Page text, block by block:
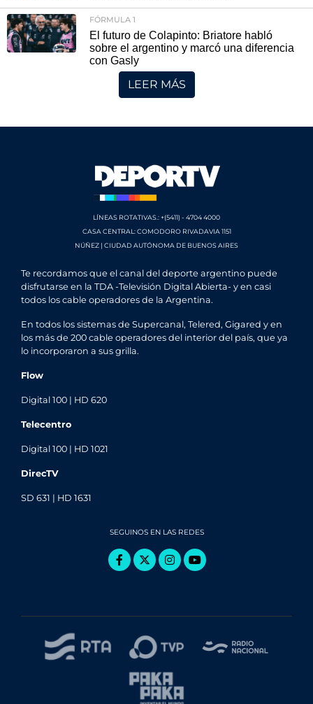
FÓRMULA 1
El futuro de Colapinto: Briatore habló
sobre el argentino y marcó una diferencia
con Gasly
LEER MÁS
LÍNEAS ROTATIVAS.: +(5411) - 4704 4000
CASA CENTRAL: COMODORO RIVADAVIA 1151
NÚÑEZ | CIUDAD AUTÓNOMA DE BUENOS AIRES
Te recordamos que el canal del deporte argentino puede
disfrutarse en la TDA -Televisión Digital Abierta- y en casi
todos los cable operadores de la Argentina.
En todos los sistemas de Supercanal, Telered, Gigared y en
los más de 200 cable operadores del interior del país, que ya
lo incorporaron a sus grilla.
Flow
Digital 100 | HD 620
Telecentro
Digital 100 | HD 1021
DirecTV
SD 631 | HD 1631
SEGUINOS EN LAS REDES